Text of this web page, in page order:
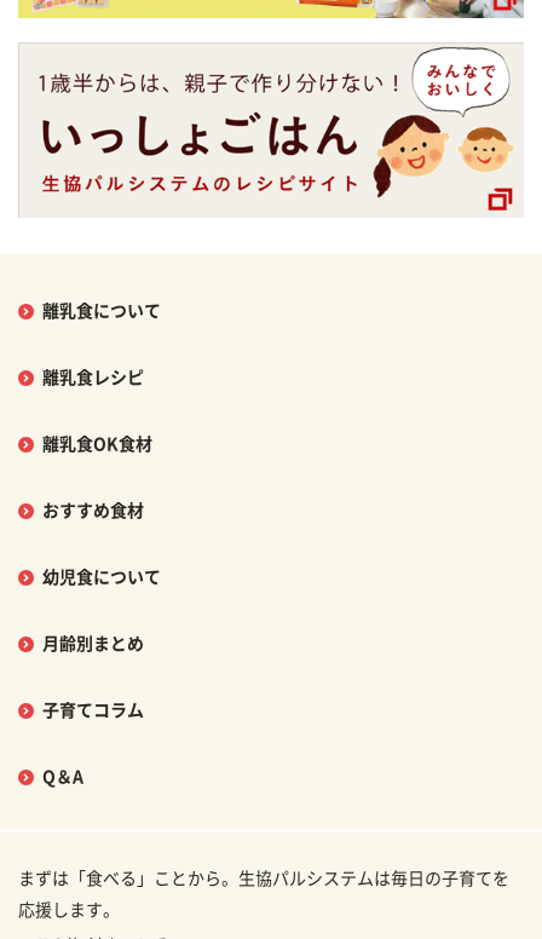
離乳食について
離乳食レシピ
離乳食OK食材
おすすめ食材
幼児食について
月齢別まとめ
子育てコラム
Q＆A
まずは「食べる」ことから。生協パルシステムは毎日の子育てを
応援します。